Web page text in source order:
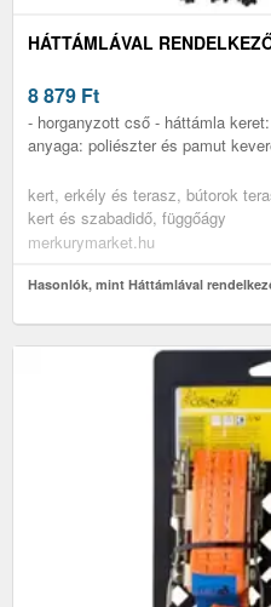
HÁTTÁMLÁVAL
8 879 Ft
- horganyzott cső - háttámla
anyaga: poliészter és pamut
kert, erkély és terasz, bútorok
kert és szabadidő, függőágy
merkurymarket.hu
Hasonlók, mint Háttámlával